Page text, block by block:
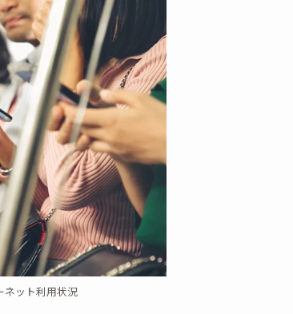
ネット利用状況